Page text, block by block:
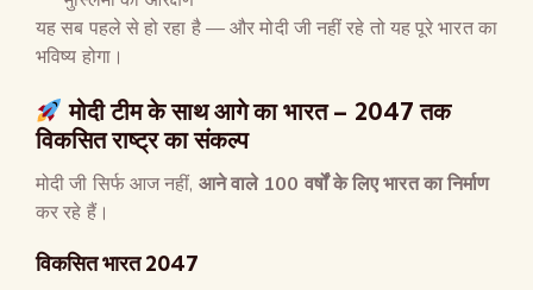
यह सब पहले से हो रहा है — और मोदी जी नहीं रहे तो यह पूरे भारत का
भविष्य होगा।
मोदी टीम के साथ आगे का भारत– 2047तक
विकसित राष्ट्र का संकल्प
मोदी जी सिर्फ आज नहीं, आने वाले 100 वर्षों के लिए भारत का निर्माण
कर रहे हैं।
विकसित भारत 2047